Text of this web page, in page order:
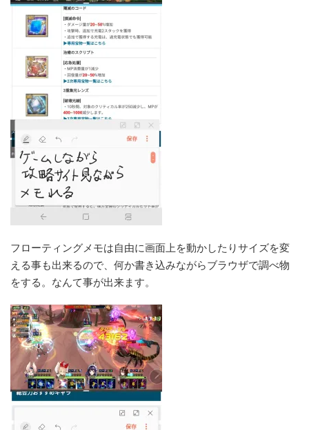
フローティングメモは自由に画面上を動かしたりサイズを変
える事も出来るので、何か書き込みながらブラウザで調べ物
をする。なんて事が出来ます。